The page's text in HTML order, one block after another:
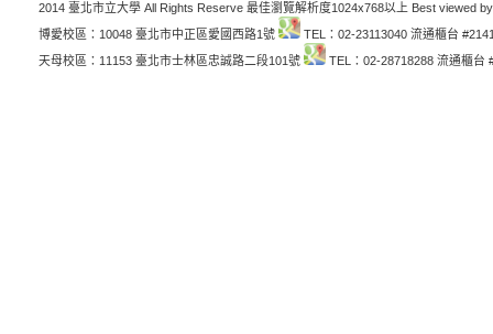
2014 臺北市立大學 All Rights Reserve 最佳瀏覽解析度1024x768以上 Best viewed
博愛校區：10048 臺北市中正區愛國西路1號
TEL：02-23113040 流通櫃台
天母校區：11153 臺北市士林區忠誠路二段101號
TEL：02-28718288 流通櫃台